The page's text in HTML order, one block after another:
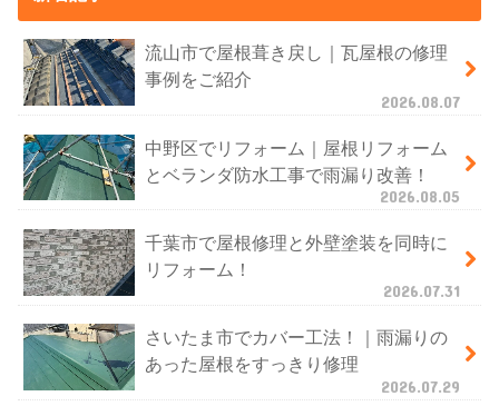
流山市で屋根葺き戻し｜瓦屋根の修理
事例をご紹介
2026.08.07
中野区でリフォーム｜屋根リフォーム
とベランダ防水工事で雨漏り改善！
2026.08.05
千葉市で屋根修理と外壁塗装を同時に
リフォーム！
2026.07.31
さいたま市でカバー工法！｜雨漏りの
あった屋根をすっきり修理
2026.07.29